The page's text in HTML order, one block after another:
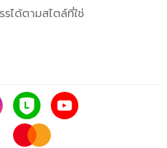
ได้ตามสไตล์ที่ใช่